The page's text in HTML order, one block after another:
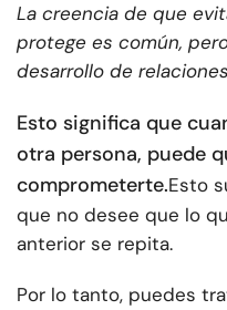
La creencia de que
protege es común,
desarrollo de
Esto significa que
otra persona, puede
comprometerte.Esto
que no desee que lo
anterior se repita.
Por lo tanto, puedes